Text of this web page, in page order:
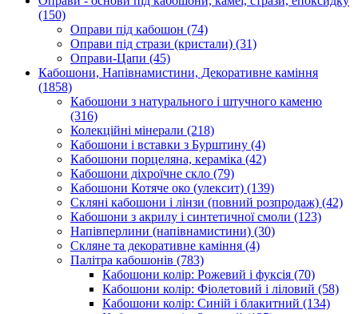
(150)
Оправи під кабошон (74)
Оправи під стрази (кристали) (31)
Оправи-Цапи (45)
Кабошони, Напівнамистини, Декоративне каміння
(1858)
Кабошони з натурального і штучного каменю
(316)
Колекційні мінерали (218)
Кабошони і вставки з Бурштину (4)
Кабошони порцеляна, кераміка (42)
Кабошони діхроїчне скло (79)
Кабошони Котяче око (улексит) (139)
Скляні кабошони і лінзи (повний розпродаж) (42)
Кабошони з акрилу і синтетичної смоли (123)
Напівперлини (напівнамистини) (30)
Скляне та декоративне каміння (4)
Палітра кабошонів (783)
Кабошони колір: Рожевий і фуксія (70)
Кабошони колір: Фіолетовий і ліловий (58)
Кабошони колір: Синій і блакитний (134)